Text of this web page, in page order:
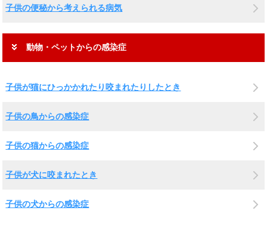
子供の便秘から考えられる病気
動物・ペットからの感染症
子供が猫にひっかかれたり咬まれたりしたとき
子供の鳥からの感染症
子供の猫からの感染症
子供が犬に咬まれたとき
子供の犬からの感染症